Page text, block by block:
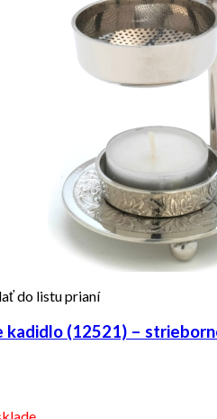
do listu prianí
kadidlo (12521) –